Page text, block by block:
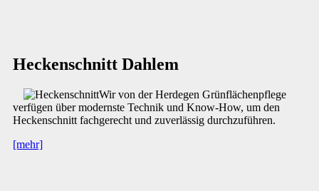
Heckenschnitt Dahlem
Wir von der Herdegen Grünflächenpflege
verfügen über modernste Technik und Know-How, um den
Heckenschnitt fachgerecht und zuverlässig durchzuführen.
[mehr]